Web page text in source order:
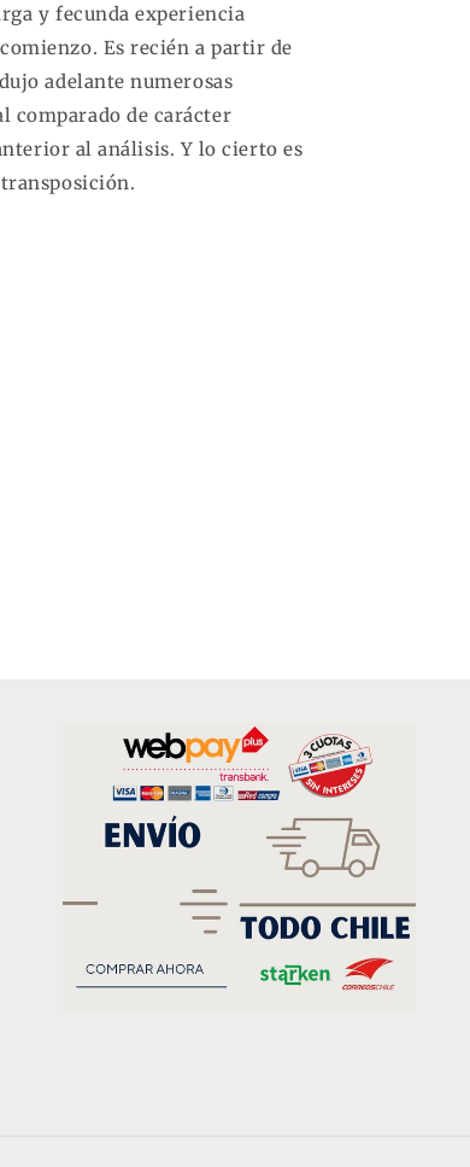
y fecunda experiencia
Es recién a partir de
adelante numerosas
comparado de carácter
al análisis. Y lo cierto es